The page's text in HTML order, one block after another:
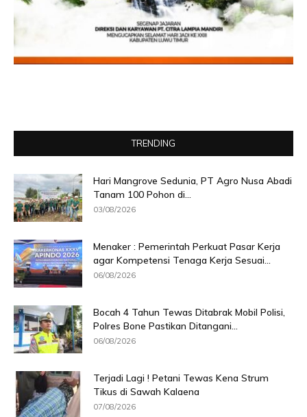
TRENDING
Hari Mangrove Sedunia, PT Agro Nusa Abadi
Tanam 100 Pohon di...
03/08/2026
Menaker : Pemerintah Perkuat Pasar Kerja
agar Kompetensi Tenaga Kerja Sesuai...
06/08/2026
Bocah 4 Tahun Tewas Ditabrak Mobil Polisi,
Polres Bone Pastikan Ditangani...
06/08/2026
Terjadi Lagi ! Petani Tewas Kena Strum
Tikus di Sawah Kalaena
07/08/2026